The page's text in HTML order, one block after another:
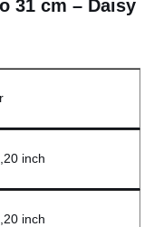
31 cm – Daisy
inch
inch